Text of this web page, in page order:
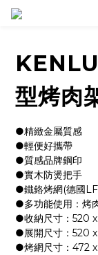
型烤肉
●精緻金屬質感
●輕便好攜帶
●質感品牌鋼印
●實木防燙把手
●鐵鉻烤網(德國
●多功能使用：烤
●收納尺寸：520
●展開尺寸：520
●烤網尺寸：472